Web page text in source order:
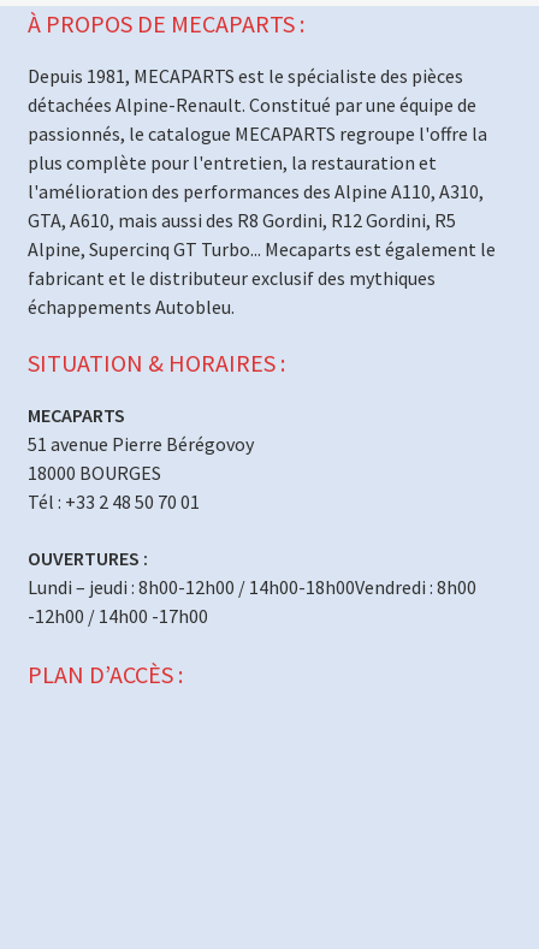
À PROPOS DE MECAPARTS :
Depuis 1981, MECAPARTS est le spécialiste des pièces
détachées Alpine-Renault. Constitué par une équipe de
passionnés, le catalogue MECAPARTS regroupe l'offre la
plus complète pour l'entretien, la restauration et
l'amélioration des performances des Alpine A110, A310,
GTA, A610, mais aussi des R8 Gordini, R12 Gordini, R5
Alpine, Supercinq GT Turbo... Mecaparts est également le
fabricant et le distributeur exclusif des mythiques
échappements Autobleu.
SITUATION & HORAIRES :
MECAPARTS
51 avenue Pierre Bérégovoy
18000 BOURGES
Tél : +33 2 48 50 70 01
OUVERTURES :
Lundi – jeudi : 8h00-12h00 / 14h00-18h00Vendredi : 8h00
-12h00 / 14h00 -17h00
PLAN D’ACCÈS :